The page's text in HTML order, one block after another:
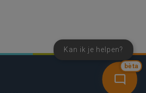
bèta
Kan ik je helpen?